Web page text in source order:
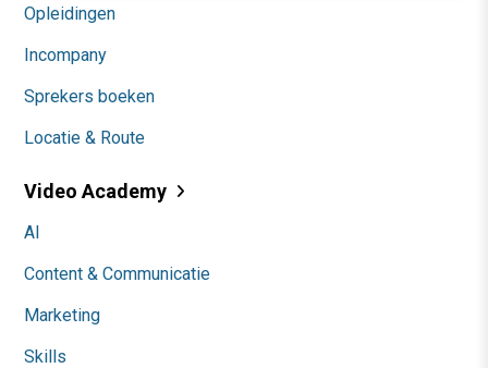
Opleidingen
Incompany
Sprekers boeken
Locatie & Route
Video Academy
AI
Content & Communicatie
Marketing
Skills